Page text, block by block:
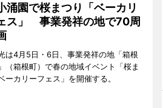
涌園で桜まつり「ベーカリ
ス」 事業発祥の地で70周
は4月5日・6日、事業発祥の地「箱根
（箱根町）で春の地域イベント「桜ま
ーカリーフェス」を開催する。